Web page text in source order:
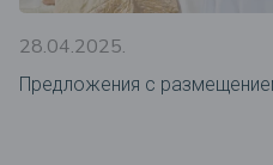
28.04.2025.
Предложения c